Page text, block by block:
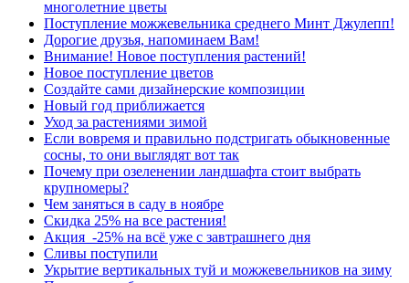
многолетние цветы
Поступление можжевельника среднего Минт Джулепп!
Дорогие друзья, напоминаем Вам!
Внимание! Новое поступления растений!
Новое поступление цветов
Создайте сами дизайнерские композиции
Новый год приближается
Уход за растениями зимой
Если вовремя и правильно подстригать обыкновенные
сосны, то они выглядят вот так
Почему при озеленении ландшафта стоит выбрать
крупномеры?
Чем заняться в саду в ноябре
Скидка 25% на все растения!
Акция -25% на всё уже с завтрашнего дня
Сливы поступили
Укрытие вертикальных туй и можжевельников на зиму